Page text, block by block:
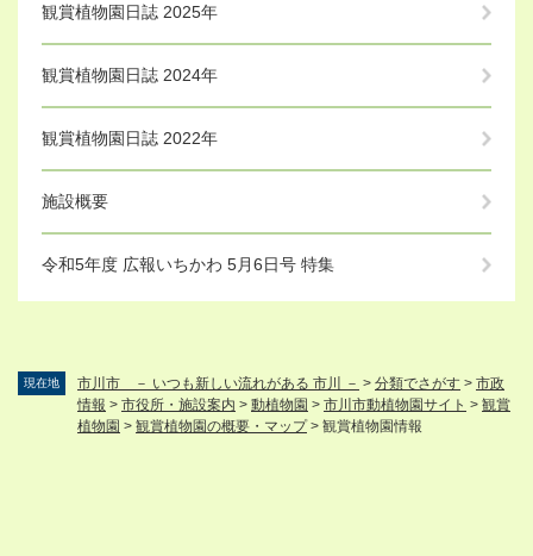
観賞植物園日誌 2025年
観賞植物園日誌 2024年
観賞植物園日誌 2022年
施設概要
令和5年度 広報いちかわ 5月6日号 特集
現在地 市川市 － いつも新しい流れがある 市川 － > 分類でさがす > 市政
情報 > 市役所・施設案内 > 動植物園 > 市川市動植物園サイト > 観賞
植物園 > 観賞植物園の概要・マップ> 観賞植物園情報